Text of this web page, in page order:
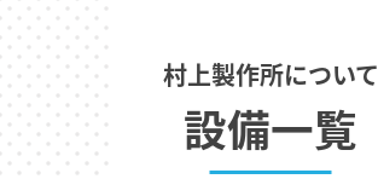
村上製作所について
設備一覧